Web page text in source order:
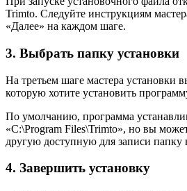
Trimto. Следуйте инструкциям
«Далее» на каждом шаге.
3. Выбрать папку установки
На третьем шаге мастера установки
которую хотите установить
По умолчанию, программа
«C:\Program Files\Trimto», но вы
другую доступную для записи
4. Завершить установку